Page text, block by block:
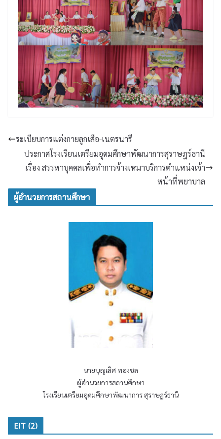
ระเบียบการแต่งกายลูกเสือ-เนตรนารี
ประกาศโรงเรียนเตรียมอุดมศึกษาพัฒนาการสุราษฎร์ธานี
เรื่อง สรรหาบุคคลเพื่อทำการจ้างเหมาบริการตำแหน่งเจ้า
หน้าที่พยาบาล
ผู้อำนวยการสถานศึกษา
นายบุญเลิศ ทองชล
ผู้อำนวยการสถานศึกษา
โรงเรียนเตรียมอุดมศึกษาพัฒนาการ สุราษฎร์ธานี
EIT (2)